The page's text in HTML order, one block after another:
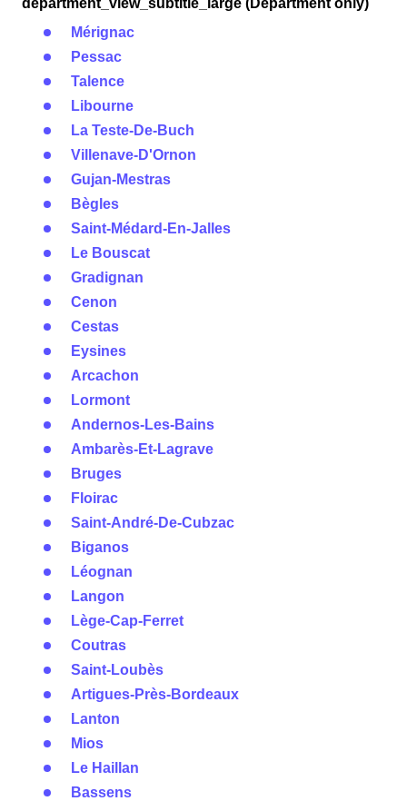
department_view_subtitle_large (Department only)
Mérignac
Pessac
Talence
Libourne
La Teste-De-Buch
Villenave-D'Ornon
Gujan-Mestras
Bègles
Saint-Médard-En-Jalles
Le Bouscat
Gradignan
Cenon
Cestas
Eysines
Arcachon
Lormont
Andernos-Les-Bains
Ambarès-Et-Lagrave
Bruges
Floirac
Saint-André-De-Cubzac
Biganos
Léognan
Langon
Lège-Cap-Ferret
Coutras
Saint-Loubès
Artigues-Près-Bordeaux
Lanton
Mios
Le Haillan
Bassens